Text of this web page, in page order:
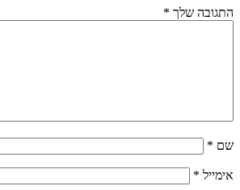
התגובה שלך *
שם *
אימייל *